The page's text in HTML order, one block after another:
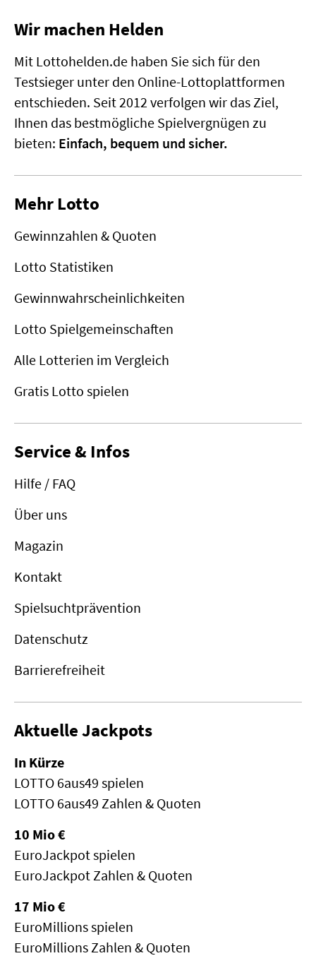
Wir machen Helden
Mit Lottohelden.de haben Sie sich für den
Testsieger unter den Online-Lottoplattformen
entschieden. Seit 2012 verfolgen wir das Ziel,
Ihnen das bestmögliche Spielvergnügen zu
bieten: Einfach, bequem und sicher.
Mehr Lotto
Gewinnzahlen & Quoten
Lotto Statistiken
Gewinnwahrscheinlichkeiten
Lotto Spielgemeinschaften
Alle Lotterien im Vergleich
Gratis Lotto spielen
Service & Infos
Hilfe / FAQ
Über uns
Magazin
Kontakt
Spielsuchtprävention
Datenschutz
Barrierefreiheit
Aktuelle Jackpots
In Kürze
LOTTO 6aus49 spielen
LOTTO 6aus49 Zahlen & Quoten
10 Mio €
EuroJackpot spielen
EuroJackpot Zahlen & Quoten
17 Mio €
EuroMillions spielen
EuroMillions Zahlen & Quoten